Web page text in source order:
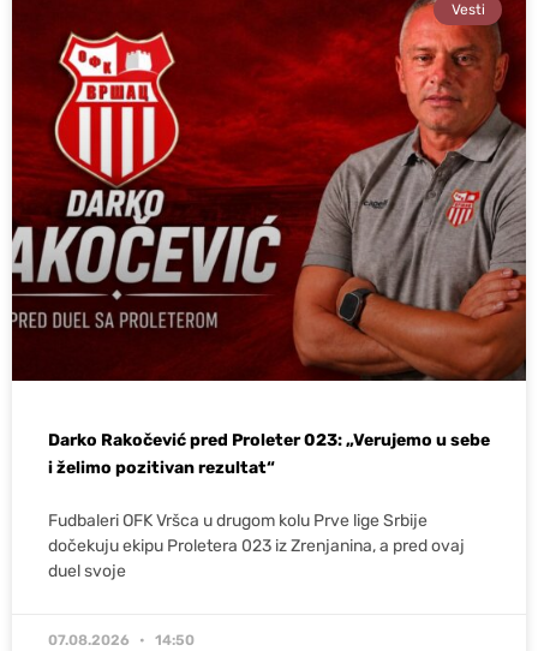
Vesti
Darko Rakočević pred Proleter 023: „Verujemo u sebe
i želimo pozitivan rezultat“
Fudbaleri OFK Vršca u drugom kolu Prve lige Srbije
dočekuju ekipu Proletera 023 iz Zrenjanina, a pred ovaj
duel svoje
07.08.2026 14:50